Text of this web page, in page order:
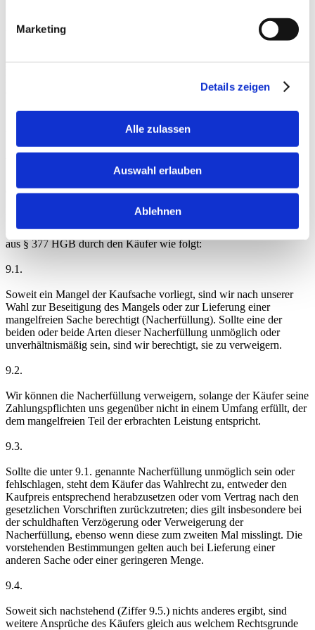
Marketing
Details zeigen
Alle zulassen
Auswahl erlauben
Ablehnen
8.2.
sei denn, wir haben verbindliche Lieferfristen schriftlich zugesagt.
eingehalten, wenn sich die Versendung ohne unser Verschulden
Angemessene Teillieferungen sind uns gestattet.
9. Gewährleistung und Schadensersatz
Für Mängel der Lieferung oder Werkleistung haften wir im Falle der
ordnungsgemäßen Erfüllung der Untersuchungs- und Rügepflicht
aus § 377 HGB durch den Käufer wie folgt:
9.1.
Soweit ein Mangel der Kaufsache vorliegt, sind wir nach unserer
Wahl zur Beseitigung des Mangels oder zur Lieferung einer
mangelfreien Sache berechtigt (Nacherfüllung). Sollte eine der
beiden oder beide Arten dieser Nacherfüllung unmöglich oder
unverhältnismäßig sein, sind wir berechtigt, sie zu verweigern.
9.2.
Wir können die Nacherfüllung verweigern, solange der Käufer seine
Zahlungspflichten uns gegenüber nicht in einem Umfang erfüllt, der
dem mangelfreien Teil der erbrachten Leistung entspricht.
9.3.
Sollte die unter 9.1. genannte Nacherfüllung unmöglich sein oder
fehlschlagen, steht dem Käufer das Wahlrecht zu, entweder den
Kaufpreis entsprechend herabzusetzen oder vom Vertrag nach den
gesetzlichen Vorschriften zurückzutreten; dies gilt insbesondere bei
der schuldhaften Verzögerung oder Verweigerung der
Nacherfüllung, ebenso wenn diese zum zweiten Mal misslingt. Die
vorstehenden Bestimmungen gelten auch bei Lieferung einer
anderen Sache oder einer geringeren Menge.
9.4.
Soweit sich nachstehend (Ziffer 9.5.) nichts anderes ergibt, sind
weitere Ansprüche des Käufers gleich aus welchem Rechtsgrunde